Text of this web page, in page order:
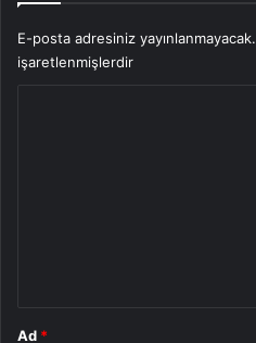
E-posta adresiniz yayınlanmayacak.
işaretlenmişlerdir
Ad *